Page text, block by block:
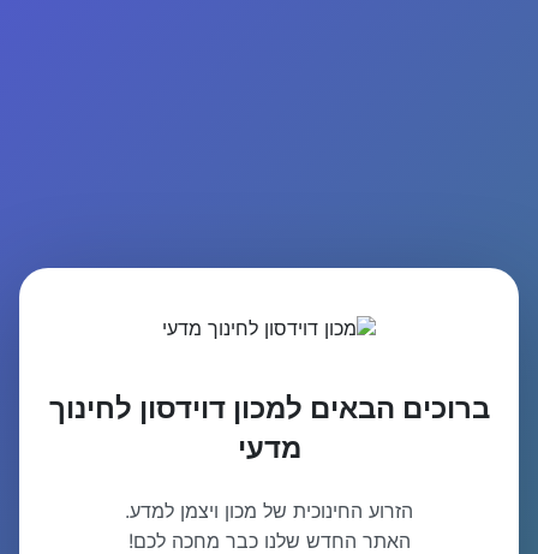
ברוכים הבאים למכון דוידסון לחינוך
מדעי
הזרוע החינוכית של מכון ויצמן למדע.
האתר החדש שלנו כבר מחכה לכם!